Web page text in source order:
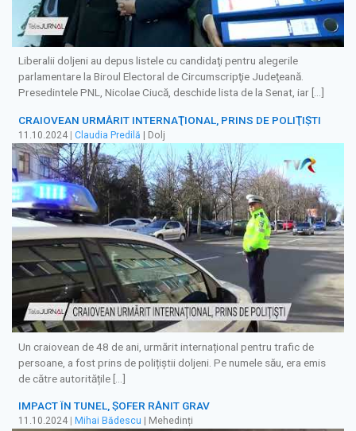
Liberalii doljeni au depus listele cu candidaţi pentru alegerile
parlamentare la Biroul Electoral de Circumscripţie Judeţeană.
Presedintele PNL, Nicolae Ciucă, deschide lista de la Senat, iar […]
CRAIOVEAN URMĂRIT INTERNAŢIONAL, PRINS DE POLIŢIŞTI
11.10.2024 Claudia Predilă | Dolj
Un craiovean de 48 de ani, urmărit internațional pentru trafic de
persoane, a fost prins de polițiștii doljeni. Pe numele său, era emis
de către autoritățile […]
IMPACT ÎN TUNEL, ȘOFER RĂNIT GRAV
11.10.2024 Mihai Bădescu | Mehedinți